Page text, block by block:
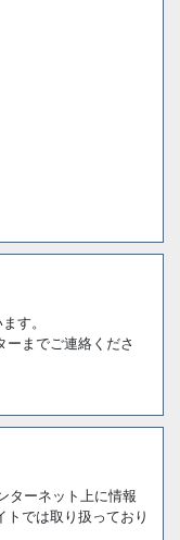
す。
ーまでご連絡くださ
ターネット上に情報
では取り扱っており